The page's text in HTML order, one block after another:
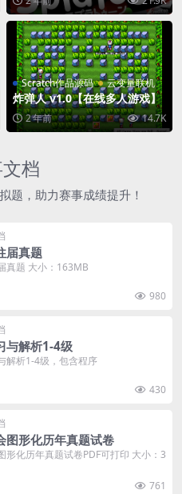
Scratch作品源码 云变量联机
炸弹人 v1.0【在线多人游戏】
2 年前 14.7K
档
题，助力赛事成绩提升！
届真题
真题 大小：163MB
980
与解析1-4级
解析1-4级，包含程序
430
图形化历年真题试卷
形化历年真题试卷PDF可打印 大小：3
761